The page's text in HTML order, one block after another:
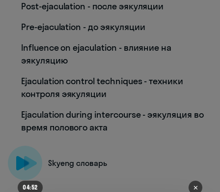
Post-ejaculation - после эякуляции
Pre-ejaculation - до эякуляции
Influence on ejaculation - влияние на
эякуляцию
Ejaculation control techniques - техники
контроля эякуляции
Ejaculation during intercourse - эякуляция во
время полового акта
Skyeng словарь
04:49 ✕